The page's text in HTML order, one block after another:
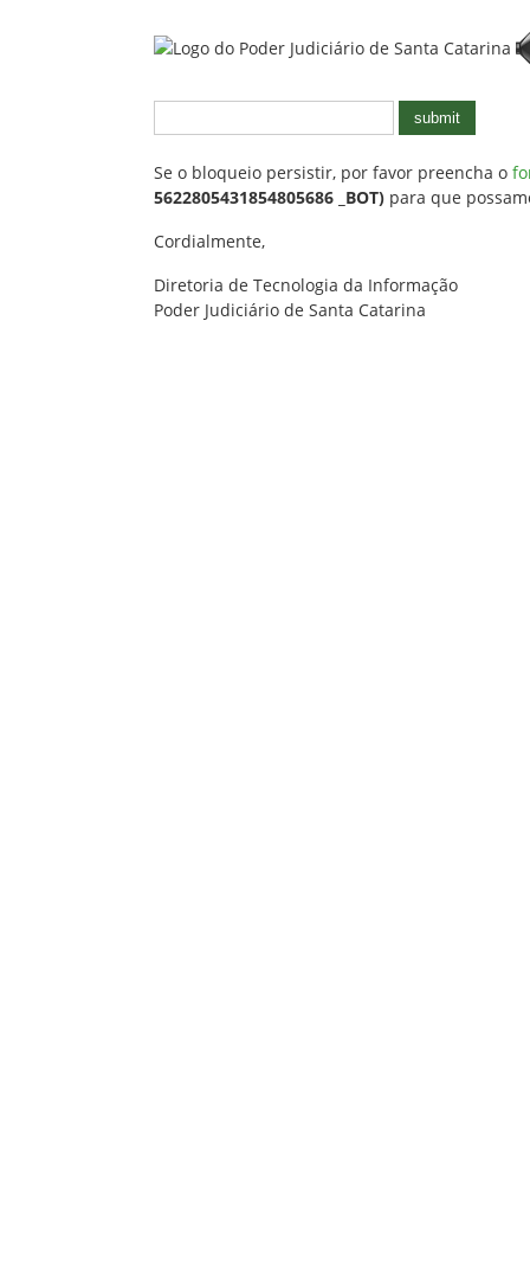
submit
Se o bloqueio persistir, por favor preencha o
5622805431854805686 _BOT) para que
Cordialmente,
Diretoria de Tecnologia da Informação
Poder Judiciário de Santa Catarina